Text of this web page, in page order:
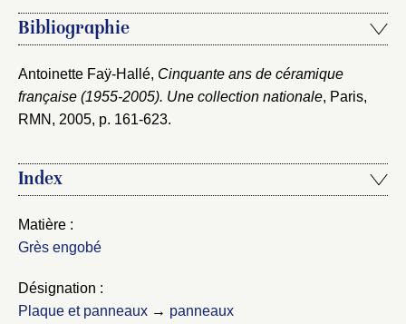
Bibliographie
Antoinette Faÿ-Hallé, Cinquante ans de céramique
française (1955-2005). Une collection nationale, Paris,
RMN, 2005, p. 161-623.
Index
Matière :
Grès engobé
Désignation :
Plaque et panneaux → panneaux